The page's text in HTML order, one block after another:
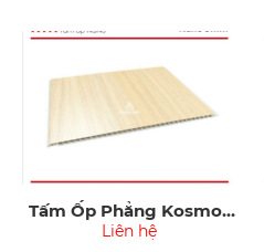
Tấm Ốp Phẳng Kosmos
Nano09-001
Liên hệ